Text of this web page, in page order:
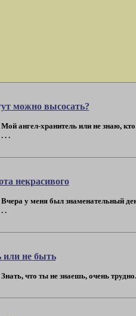
можно высосать?
Мой ангел-хранитель или не знаю,
. . .
некрасивого
Вчера у меня был знаменательный
. .
не быть
Знать, что ты не знаешь, очень